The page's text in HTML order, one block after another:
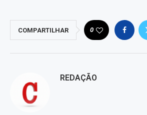
COMPARTILHAR 0
REDAÇÃO